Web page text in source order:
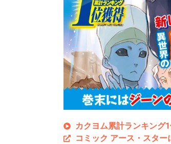
カクヨム累計ランキング
コミック アース・スター